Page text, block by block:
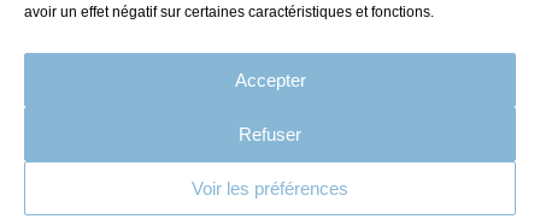
avoir un effet négatif sur certaines caractéristiques et fonctions.
Accepter
Refuser
Voir les préférences
PLAN DU SITE
MENTIONS LÉGALES
CRÉDITS
CONTACTFaites nous part